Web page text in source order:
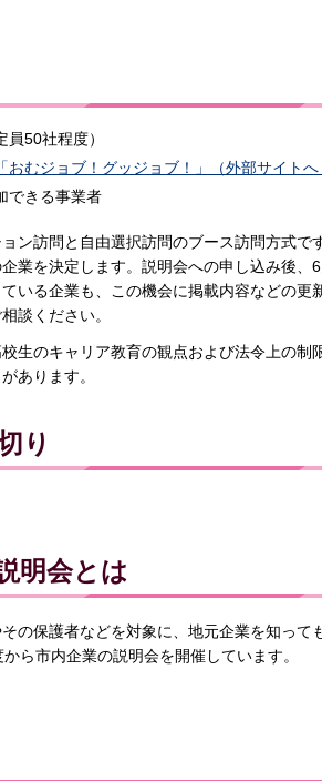
50社程度）
おむジョブ！グッジョブ！」（外部サイトへ
できる事業者
ン訪問と自由選択訪問のブース訪問方式で
業を決定します。説明会への申し込み後、
いる企業も、この機会に掲載内容などの更
談ください。
生のキャリア教育の観点および法令上の制
あります。
り
明会とは
の保護者などを対象に、地元企業を知って
ら市内企業の説明会を開催しています。